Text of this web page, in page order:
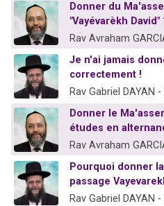
Donner du
"Vayévarèkh David"
Rav Avraham
Je n'ai jamais
correctement !
Rav Gabriel DAYAN
Donner le
études en
Rav Avraham
Pourquoi donner
passage
Rav Gabriel DAYAN